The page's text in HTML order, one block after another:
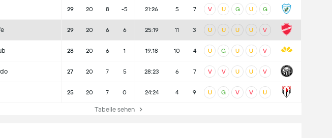
29 20 8 -5 21:26 5 7 V U G U G
29 20 6 6 25:19 11 3 U U U U V
28 20 6 1 19:18 10 4 U G U U V
27 20 7 5 28:23 6 7 V V U U V
25 20 7 0 24:24 4 9 U G V V U
Tabelle sehen